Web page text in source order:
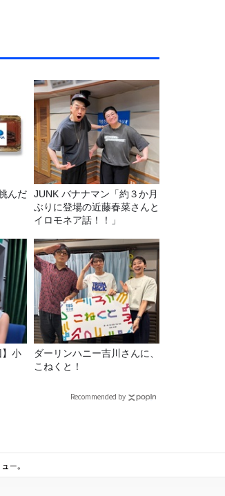
んだ
JUNK バナナマン「約３か月
ぶりに登場の近藤春菜さんと
イロモネア話！！」
】小
ダーリンハニー吉川さんに、
こねくと！
Recommended by
ー。